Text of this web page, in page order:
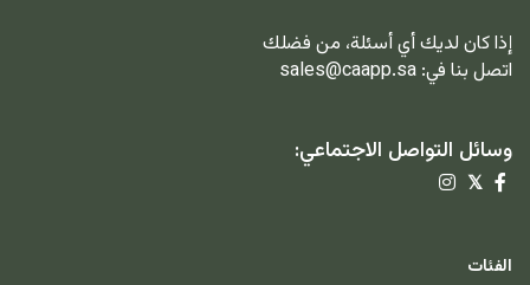
إذا كان لديك أي أسئلة، من فضلك
اتصل بنا في: sales@caapp.sa
وسائل التواصل الاجتماعي:
𝕏
الفئات